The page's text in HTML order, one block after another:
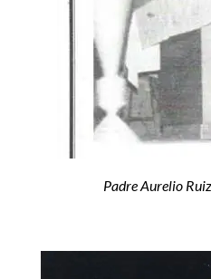
Padre Aurelio